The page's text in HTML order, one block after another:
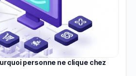
personne ne clique chez